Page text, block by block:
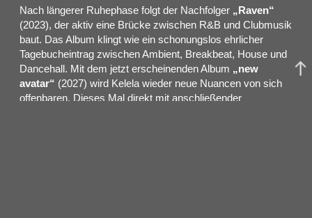
Nach längerer Ruhephase folgt der Nachfolger „Raven“
(2023), der aktiv eine Brücke zwischen R&B und Clubmusik
baut. Das Album klingt wie ein schonungslos ehrlicher
Tagebucheintrag zwischen Ambient, Breakbeat, House und
Dancehall. Mit dem jetzt erscheinenden Album „new
avatar“ (2027) wird Kelela wieder neue Nuancen von sich
offenbaren. Dieses Mal direkt mit anschließender